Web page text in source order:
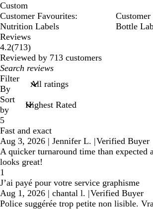
Custom
Customer Favourites:
Nutrition Labels
Bottle
Reviews
4.2(713713
reviews
)
Reviewed by 713 customers
My
search
inputs
Filter
By
Sort
by
5
Fast and exact
Aug 3, 2026 | Jennifer L. |Verified Buyer
A quicker turnaround time than expected
looks great!
1
J’ai payé pour votre service graphisme
Aug 1, 2026 | chantal l. |Verified Buyer
Police suggérée trop petite non lisible.